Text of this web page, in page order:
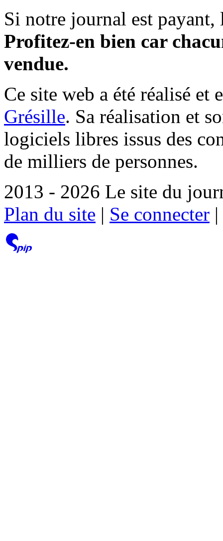
Si notre journal est payant,
Profitez-en bien car
vendue.
Ce site web a été réalisé et
Grésille. Sa réalisation et
logiciels libres issus des
de milliers de personnes.
2013 - 2026 Le site du
Plan du site | Se connecter |